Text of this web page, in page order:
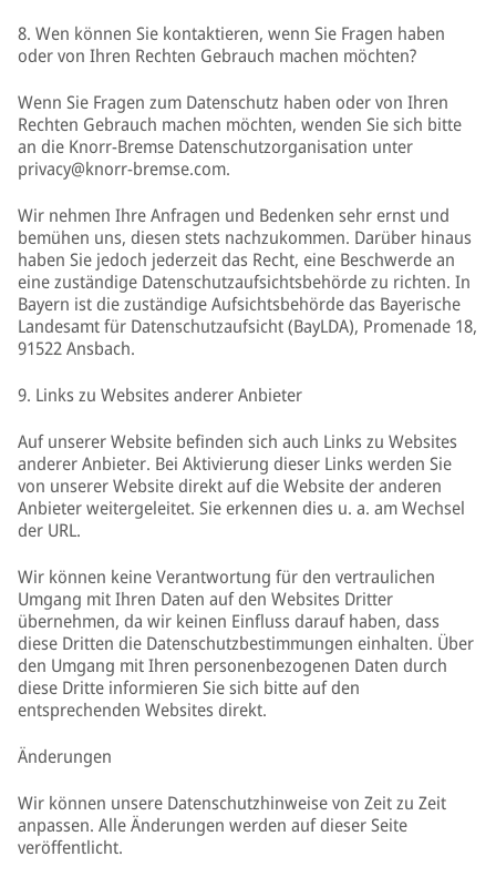
8. Wen können Sie kontaktieren, wenn Sie Fragen haben
oder von Ihren Rechten Gebrauch machen möchten?
Wenn Sie Fragen zum Datenschutz haben oder von Ihren
Rechten Gebrauch machen möchten, wenden Sie sich bitte
an die Knorr-Bremse Datenschutzorganisation unter
privacy@knorr-bremse.com.
Wir nehmen Ihre Anfragen und Bedenken sehr ernst und
bemühen uns, diesen stets nachzukommen. Darüber hinaus
haben Sie jedoch jederzeit das Recht, eine Beschwerde an
eine zuständige Datenschutzaufsichtsbehörde zu richten. In
Bayern ist die zuständige Aufsichtsbehörde das Bayerische
Landesamt für Datenschutzaufsicht (BayLDA), Promenade 18,
91522 Ansbach.
9. Links zu Websites anderer Anbieter
Auf unserer Website befinden sich auch Links zu Websites
anderer Anbieter. Bei Aktivierung dieser Links werden Sie
von unserer Website direkt auf die Website der anderen
Anbieter weitergeleitet. Sie erkennen dies u. a. am Wechsel
der URL.
Wir können keine Verantwortung für den vertraulichen
Umgang mit Ihren Daten auf den Websites Dritter
übernehmen, da wir keinen Einfluss darauf haben, dass
diese Dritten die Datenschutzbestimmungen einhalten. Über
den Umgang mit Ihren personenbezogenen Daten durch
diese Dritte informieren Sie sich bitte auf den
entsprechenden Websites direkt.
Änderungen
Wir können unsere Datenschutzhinweise von Zeit zu Zeit
anpassen. Alle Änderungen werden auf dieser Seite
veröffentlicht.